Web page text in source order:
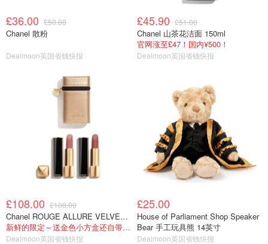
£36.00 £50.00
Chanel 散粉
Dealmoon英国省钱快报
£45.90 £51.00
Chanel 山茶花洁面 150ml
官网涨至£47！国内¥500！
Dealmoon英国省钱快报
£108.00 £108.00
Chanel ROUGE ALLURE VELVET 双头唇膏
新鲜的限定～送金色小方盒还自带镜子！
Dealmoon英国省钱快报
£25.00
House of Parliament Shop Speaker
Bear 手工玩具熊 14英寸
Dealmoon英国省钱快报